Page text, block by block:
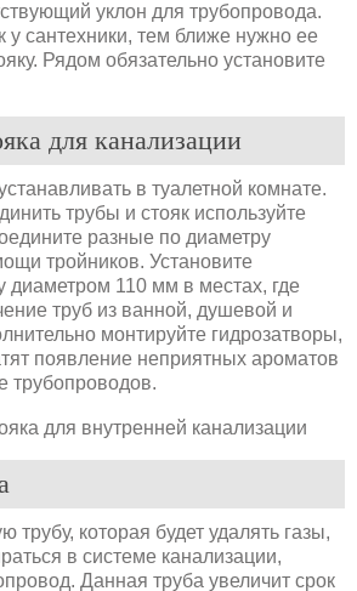
уклон для трубопровода.
сантехники, тем ближе нужно ее
Рядом обязательно установите
для канализации
в туалетной комнате.
трубы и стояк используйте
разные по диаметру
тройников. Установите
диаметром 110 мм в местах, где
труб из ванной, душевой и
монтируйте гидрозатворы,
появление неприятных ароматов
трубопроводов.
трубу, которая будет удалять газы,
в системе канализации,
Данная труба увеличит срок